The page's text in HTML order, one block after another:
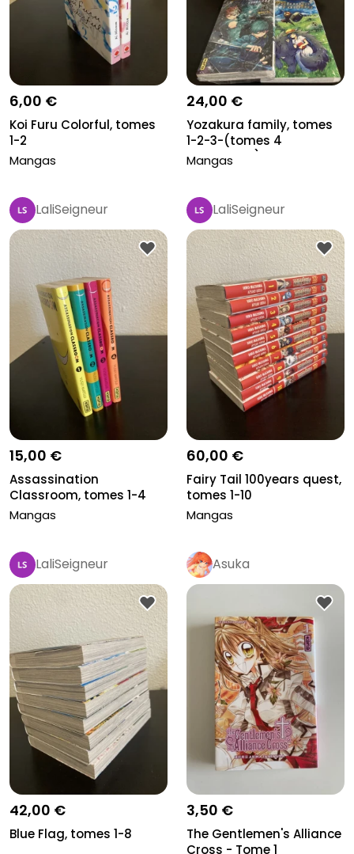
6,00 €
Koi Furu Colorful, tomes
1-2
Mangas
24,00 €
Yozakura family, tomes
1-2-3-(tomes 4
manquant)-5
Mangas
LaliSeigneur
15,00 €
Assassination
Classroom, tomes 1-4
Mangas
LaliSeigneur
60,00 €
Fairy Tail 100years quest,
tomes 1-10
Mangas
LaliSeigneur
42,00 €
Blue Flag, tomes 1-8
Asuka
3,50 €
The Gentlemen's Alliance
Cross - Tome 1